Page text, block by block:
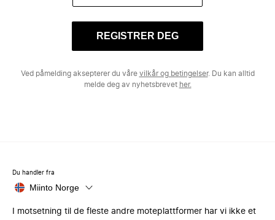
REGISTRER DEG
Ved påmelding aksepterer du våre vilkår og betingelser. Du kan alltid
melde deg av nyhetsbrevet her.
Du handler fra
Miinto Norge
I motsetning til de fleste andre moteplattformer har vi ikke et